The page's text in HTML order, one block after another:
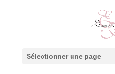
Sélectionner une page